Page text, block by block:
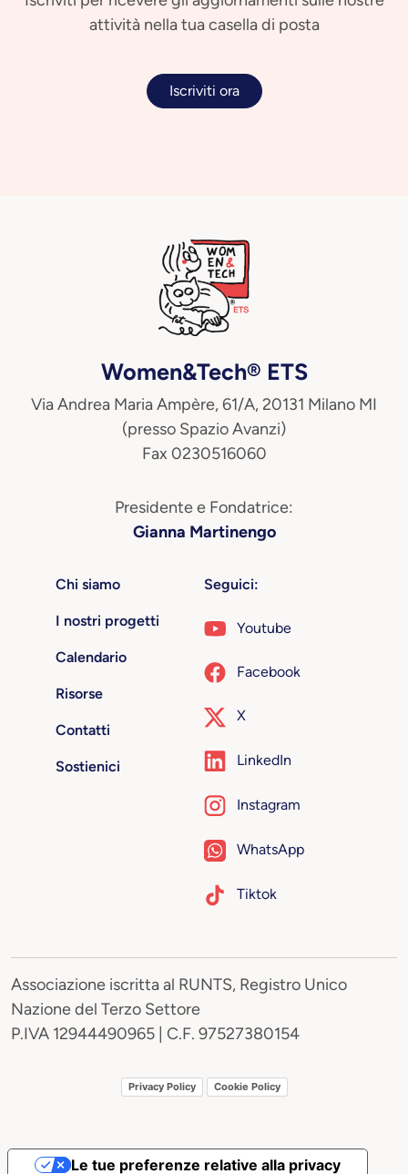
attività nella tua casella di posta
Iscriviti ora
Women&Tech® ETS
Via Andrea Maria Ampère, 61/A, 20131 Milano MI
(presso Spazio Avanzi)
Fax 0230516060
Presidente e Fondatrice:
Gianna Martinengo
Chi siamo
I nostri progetti
Calendario
Risorse
Contatti
Sostienici
Seguici:
Youtube
Facebook
X
LinkedIn
Instagram
WhatsApp
Tiktok
Associazione iscritta al RUNTS, Registro Unico
Nazione del Terzo Settore
P.IVA 12944490965 | C.F. 97527380154
Privacy Policy Cookie Policy
Le tue preferenze relative alla privacy